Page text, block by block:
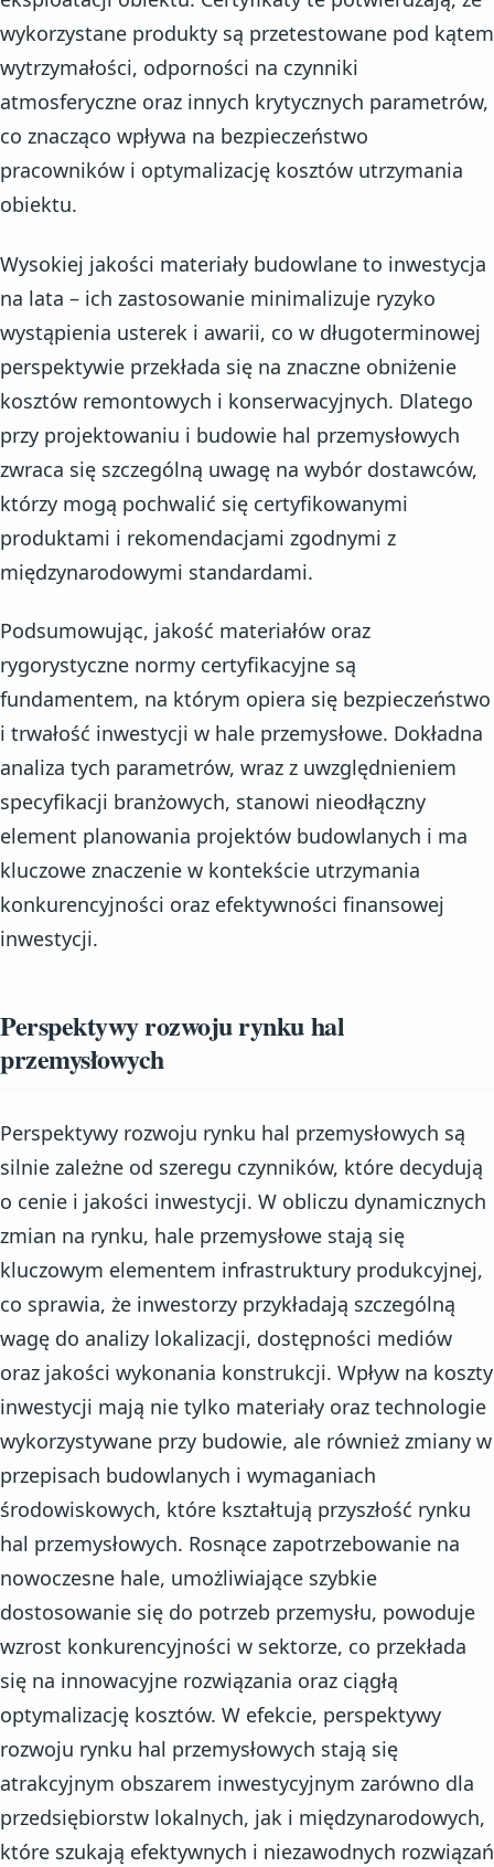
wykorzystane produkty są przetestowane pod kątem
wytrzymałości, odporności na czynniki
atmosferyczne oraz innych krytycznych parametrów,
co znacząco wpływa na bezpieczeństwo
pracowników i optymalizację kosztów utrzymania
obiektu.
Wysokiej jakości materiały budowlane to inwestycja
na lata – ich zastosowanie minimalizuje ryzyko
wystąpienia usterek i awarii, co w długoterminowej
perspektywie przekłada się na znaczne obniżenie
kosztów remontowych i konserwacyjnych. Dlatego
przy projektowaniu i budowie hal przemysłowych
zwraca się szczególną uwagę na wybór dostawców,
którzy mogą pochwalić się certyfikowanymi
produktami i rekomendacjami zgodnymi z
międzynarodowymi standardami.
Podsumowując, jakość materiałów oraz
rygorystyczne normy certyfikacyjne są
fundamentem, na którym opiera się bezpieczeństwo
i trwałość inwestycji w hale przemysłowe. Dokładna
analiza tych parametrów, wraz z uwzględnieniem
specyfikacji branżowych, stanowi nieodłączny
element planowania projektów budowlanych i ma
kluczowe znaczenie w kontekście utrzymania
konkurencyjności oraz efektywności finansowej
inwestycji.
Perspektywy rozwoju rynku hal
przemysłowych
Perspektywy rozwoju rynku hal przemysłowych są
silnie zależne od szeregu czynników, które decydują
o cenie i jakości inwestycji. W obliczu dynamicznych
zmian na rynku, hale przemysłowe stają się
kluczowym elementem infrastruktury produkcyjnej,
co sprawia, że inwestorzy przykładają szczególną
wagę do analizy lokalizacji, dostępności mediów
oraz jakości wykonania konstrukcji. Wpływ na koszty
inwestycji mają nie tylko materiały oraz technologie
wykorzystywane przy budowie, ale również zmiany w
przepisach budowlanych i wymaganiach
środowiskowych, które kształtują przyszłość rynku
hal przemysłowych. Rosnące zapotrzebowanie na
nowoczesne hale, umożliwiające szybkie
dostosowanie się do potrzeb przemysłu, powoduje
wzrost konkurencyjności w sektorze, co przekłada
się na innowacyjne rozwiązania oraz ciągłą
optymalizację kosztów. W efekcie, perspektywy
rozwoju rynku hal przemysłowych stają się
atrakcyjnym obszarem inwestycyjnym zarówno dla
przedsiębiorstw lokalnych, jak i międzynarodowych,
które szukają efektywnych i niezawodnych rozwiązań